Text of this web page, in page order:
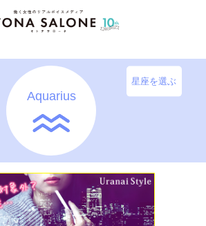
Aquarius
星座を選ぶ